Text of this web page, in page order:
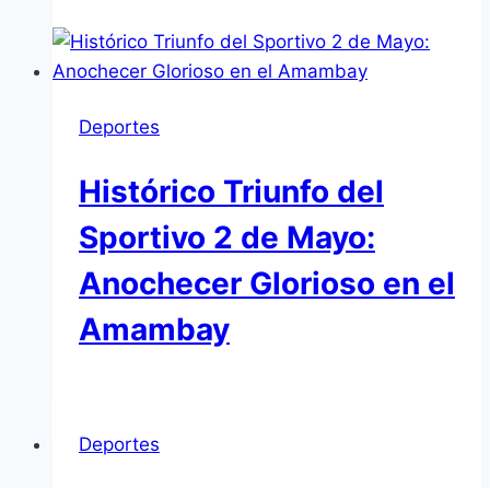
Deportes
Histórico Triunfo del
Sportivo 2 de Mayo:
Anochecer Glorioso en el
Amambay
Deportes